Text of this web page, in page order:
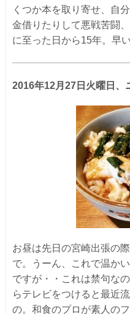
くつか本を取り寄せ、自
金借りたりして悪戦苦闘
に至った日から15年。早
2016年12月27日火曜日、
お昼は先日の宮崎出張の
で。うーん、これで温か
ですが・・これは禁句な
らテレビをつけると最近
の。和食のプロが素人の